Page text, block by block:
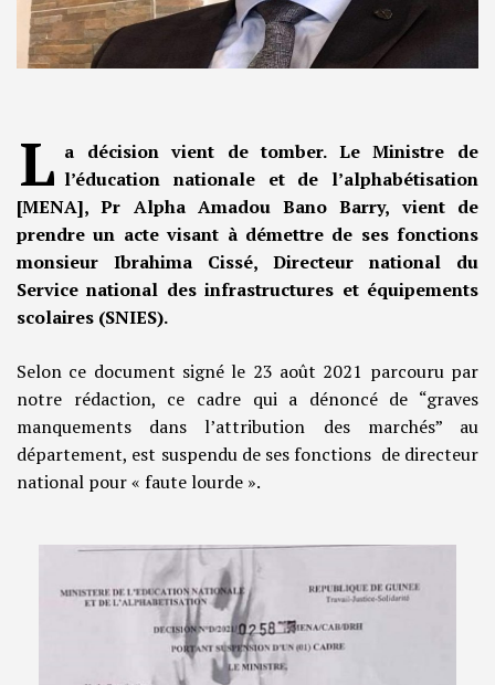
L a décision vient de tomber. Le Ministre de
l’éducation nationale et de l’alphabétisation
[MENA], Pr Alpha Amadou Bano Barry, vient de
prendre un acte visant à démettre de ses fonctions
monsieur Ibrahima Cissé, Directeur national du
Service national des infrastructures et équipements
scolaires (SNIES).
Selon ce document signé le 23 août 2021 parcouru par
notre rédaction, ce cadre qui a dénoncé de “graves
manquements dans l’attribution des marchés” au
département, est suspendu de ses fonctions de directeur
national pour « faute lourde ».